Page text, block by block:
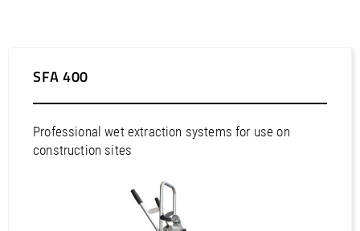
Nord America / Porto Rico
Sud America / Bolivia
Sud America / Colombia
SFA 400
Professional wet extraction systems for use on
construction sites